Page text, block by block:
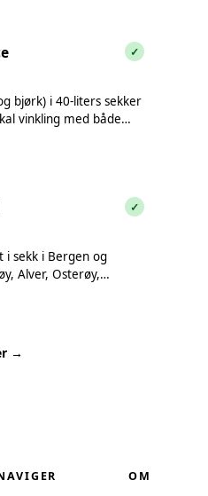
✓
bjørk) i 40-liters sekker
vinkling med både
✓
i sekk i Bergen og
Alver, Osterøy,
og bestill bærehjelp
→
OM